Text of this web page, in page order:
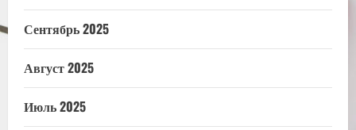
Сентябрь 2025
Август 2025
Июль 2025